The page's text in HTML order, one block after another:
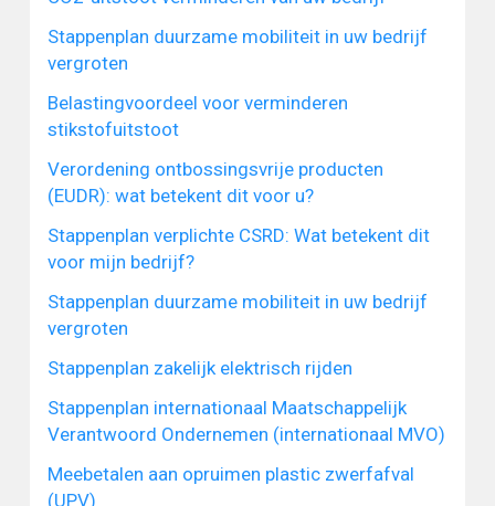
Stappenplan duurzame mobiliteit in uw bedrijf
vergroten
Belastingvoordeel voor verminderen
stikstofuitstoot
Verordening ontbossingsvrije producten
(EUDR): wat betekent dit voor u?
Stappenplan verplichte CSRD: Wat betekent dit
voor mijn bedrijf?
Stappenplan duurzame mobiliteit in uw bedrijf
vergroten
Stappenplan zakelijk elektrisch rijden
Stappenplan internationaal Maatschappelijk
Verantwoord Ondernemen (internationaal MVO)
Meebetalen aan opruimen plastic zwerfafval
(UPV)